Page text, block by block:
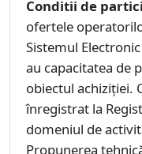
Conditii de
ofertele
Sistemul
au capacitatea de
obiectul achiziției.
înregistrat la
domeniul de
Propunerea